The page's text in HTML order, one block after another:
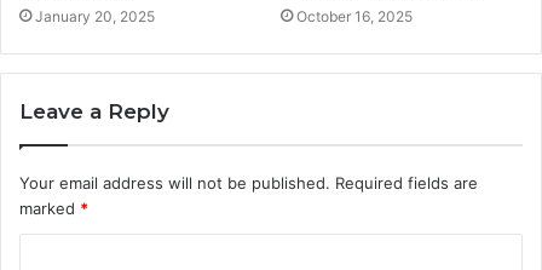
January 20, 2025 October 16, 2025
Leave a Reply
Your email address will not be published. Required fields are
marked *